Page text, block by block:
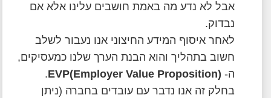
אבל לא נדע מה באמת חושבים עלינו אלא אם
נבדוק.
לאחר איסוף המידע החיצוני אנו נעבור לשלב
חשוב בתהליך והוא הבנת הערך שלנו כמעסיקים,
ה-
.
בחלק זה אנו נדבר עם עובדים בחברה (ניתן